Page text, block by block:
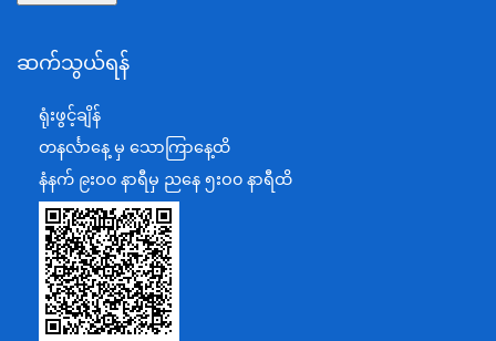
စီမံကိန်း၊ဘဏ္ဍာရေးနှင့်စက်မှုဝန်ကြီးဌာန
အပြည်ပြည်ဆိုင်ရာပူးပေါင်းဆောင်ရွက်ရေးဝန်ကြီးဌာန
ပြန်ကြားရေးဝန်ကြီးဌာန
သာသနာရေးနှင့် ယဉ်ကျေးမှုဝန်ကြီးဌာန
စိုက်ပျိုးရေး၊မွေးမြူရေးနှင့်ဆည်မြောင်းဝန်ကြီးဌာန
ပို့ဆောင်ရေးနှင့်ဆက်သွယ်ရေးဝန်ကြီးဌာန
သယံဇာတနှင့်ပတ်ဝန်းကျင်ထိန်းသိမ်းရေးဝန်ကြီးဌာန
ဆက်သွယ်ရန်
ရုံးဖွင့်ချိန်
တနင်္လာနေ့ မှ သောကြာနေ့ထိ
နံနက် ၉းဝ၀ နာရီမှ ညနေ ၅းဝ၀ နာရီထိ